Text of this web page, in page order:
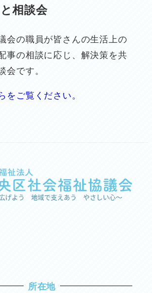
相談会
会の職員が皆さんの生活上の
事の相談に応じ、解決策を共
会です。
をご覧ください。
所在地